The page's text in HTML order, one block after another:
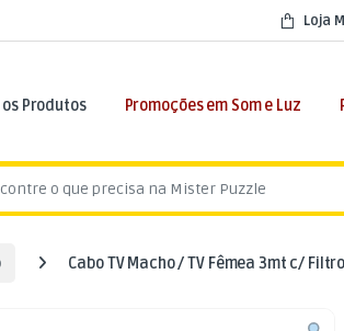
Loja
os Produtos Promoções em Som e Luz
Cabo TV Macho / TV Fêmea 3mt c/